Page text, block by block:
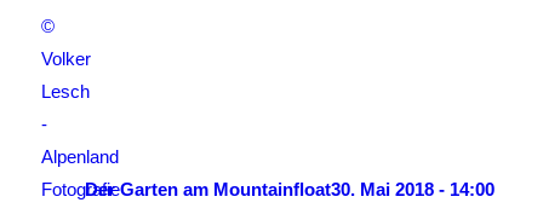
Der Garten am Mountainfloat30. Mai 2018 - 14:00